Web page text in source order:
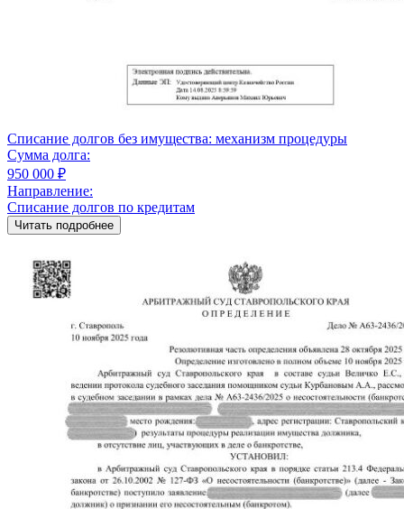
Списание долгов без имущества: механизм процедуры
Сумма долга:
950 000 ₽
Направление:
Списание долгов по кредитам
Читать подробнее